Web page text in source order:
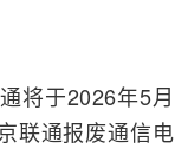
将于2026年5月
联通报废通信电